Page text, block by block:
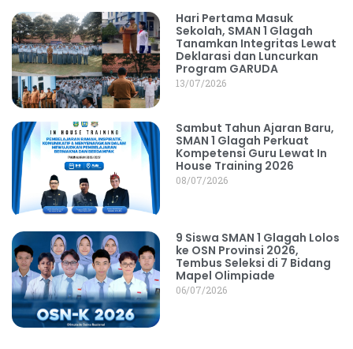
Hari Pertama Masuk
Sekolah, SMAN 1 Glagah
Tanamkan Integritas Lewat
Deklarasi dan Luncurkan
Program GARUDA
13/07/2026
Sambut Tahun Ajaran Baru,
SMAN 1 Glagah Perkuat
Kompetensi Guru Lewat In
House Training 2026
08/07/2026
9 Siswa SMAN 1 Glagah Lolos
ke OSN Provinsi 2026,
Tembus Seleksi di 7 Bidang
Mapel Olimpiade
06/07/2026